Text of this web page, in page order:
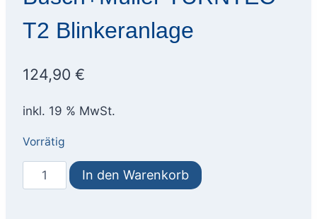
T2 Blinkeranlage
124,90 €
inkl. 19 % MwSt.
Vorrätig
Busch+Müller
TURNTEC
In den Warenkorb